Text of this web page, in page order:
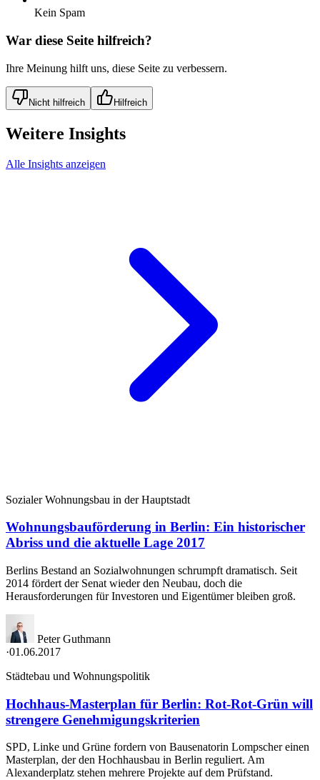
Kein Spam
War diese Seite hilfreich?
Ihre Meinung hilft uns, diese Seite zu verbessern.
Nicht hilfreich Hilfreich
Weitere Insights
Alle Insights anzeigen
Sozialer Wohnungsbau in der Hauptstadt
Wohnungsbauförderung in Berlin: Ein historischer
Abriss und die aktuelle Lage 2017
Berlins Bestand an Sozialwohnungen schrumpft dramatisch. Seit
2014 fördert der Senat wieder den Neubau, doch die
Herausforderungen für Investoren und Eigentümer bleiben groß.
Peter Guthmann
·01.06.2017
Städtebau und Wohnungspolitik
Hochhaus-Masterplan für Berlin: Rot-Rot-Grün will
strengere Genehmigungskriterien
SPD, Linke und Grüne fordern von Bausenatorin Lompscher einen
Masterplan, der den Hochhausbau in Berlin reguliert. Am
Alexanderplatz stehen mehrere Projekte auf dem Prüfstand.